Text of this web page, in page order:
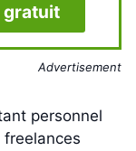
gratuit
Advertisement
personnel